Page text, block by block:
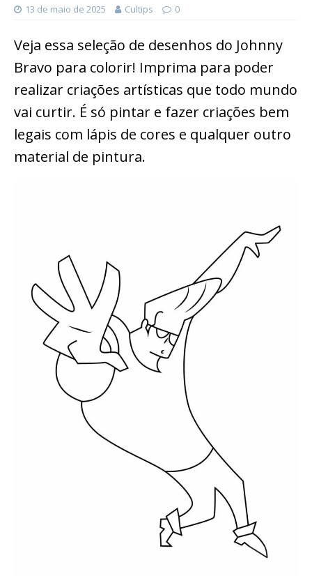
13 de maio de 2025 Cultips 0
Veja essa seleção de desenhos do Johnny
Bravo para colorir! Imprima para poder
realizar criações artísticas que todo mundo
vai curtir. É só pintar e fazer criações bem
legais com lápis de cores e qualquer outro
material de pintura.